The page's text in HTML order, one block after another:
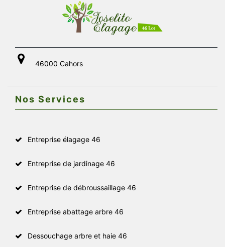
46000 Cahors
Nos Services
Entreprise élagage 46
Entreprise de jardinage 46
Entreprise de débroussaillage 46
Entreprise abattage arbre 46
Dessouchage arbre et haie 46